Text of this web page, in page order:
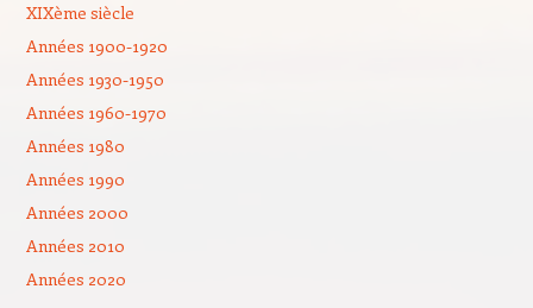
XIXème siècle
Années 1900-1920
Années 1930-1950
Années 1960-1970
Années 1980
Années 1990
Années 2000
Années 2010
Années 2020